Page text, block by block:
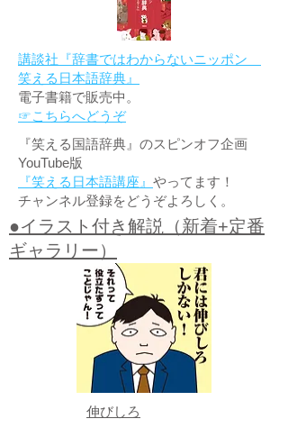
講談社『辞書ではわからないニッポン
笑える日本語辞典』
電子書籍で販売中。
☞こちらへどうぞ
『笑える国語辞典』のスピンオフ企画
YouTube版
『笑える日本語講座』 やってます！
チャンネル登録をどうぞよろしく。
●イラスト付き解説（新着+定番
ギャラリー）
伸びしろ